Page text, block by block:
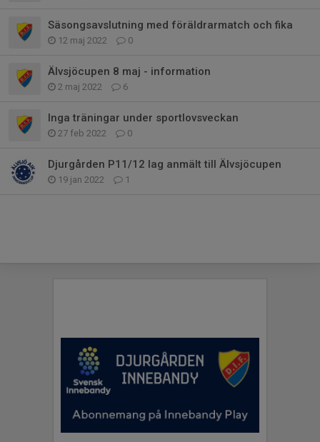
Säsongsavslutning med föräldrarmatch och fika
12 maj 2022 0
Älvsjöcupen 8 maj - information
2 maj 2022 6
Inga träningar under sportlovsveckan
27 feb 2022 0
Djurgården P11/12 lag anmält till Älvsjöcupen
19 jan 2022 1